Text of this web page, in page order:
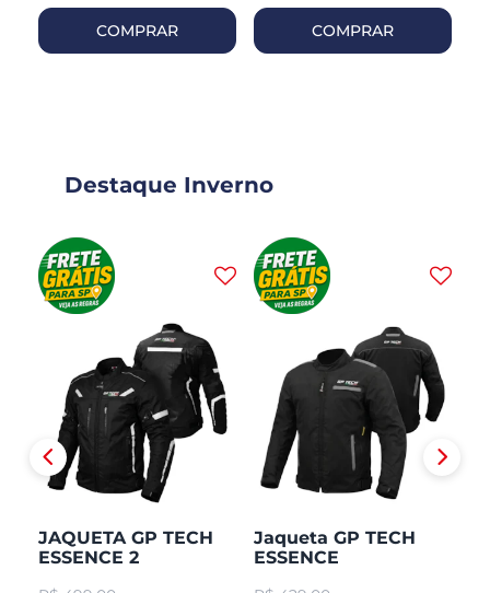
COMPRAR COMPRAR
Destaque Inverno
JAQUETA GP TECH
ESSENCE 2
Jaqueta GP TECH
ESSENCE